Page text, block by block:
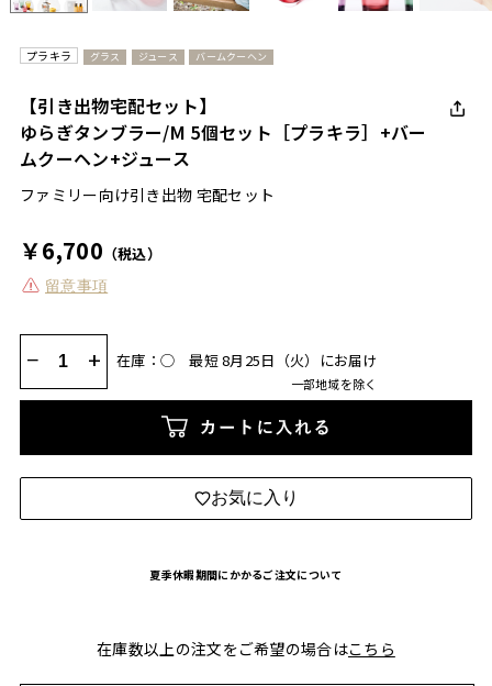
プラキラ グラス ジュース バームクーヘン
【引き出物宅配セット】
ゆらぎタンブラー/M 5個セット［プラキラ］+バー
ムクーヘン+ジュース
ファミリー向け引き出物 宅配セット
￥6,700 （税込）
留意事項
− + 在庫：◯ 最短 8月25日（火）にお届け
一部地域を除く
カートに入れる
お気に入り
夏季休暇期間にかかるご注文について
在庫数以上の注文をご希望の場合はこちら